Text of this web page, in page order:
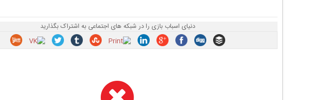
دنیای اسباب بازی را در شبکه های اجتماعی به اشتراک بگذارید